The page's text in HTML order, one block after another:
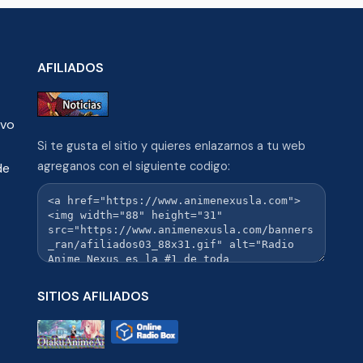
AFILIADOS
Si te gusta el sitio y quieres enlazarnos a tu web
agreganos con el siguiente codigo:
SITIOS AFILIADOS